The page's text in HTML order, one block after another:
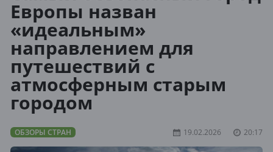
Европы назван
«идеальным»
направлением для
путешествий с
атмосферным старым
городом
ОБЗОРЫ СТРАН 19.02.2026 20:17